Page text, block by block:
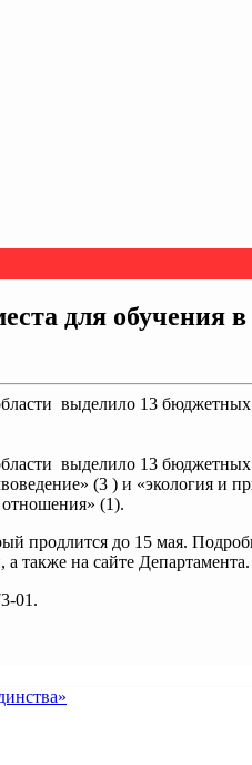
для обучения
выделило 13 бюджетных
выделило 13 бюджетных
(3 ) и «экология и
(1).
продлится до 15 мая.
также на сайте Департамента.
01.